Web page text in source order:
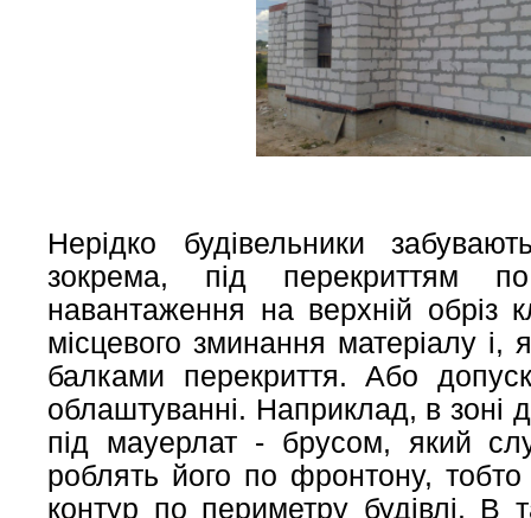
Нерідко будівельники
зокрема, під перекриттям
навантаження на верхній обріз
місцевого зминання матеріалу і,
балками перекриття. Або
облаштуванні. Наприклад, в зоні
під мауерлат - брусом, який
роблять його по фронтону,
контур по периметру будівлі. В